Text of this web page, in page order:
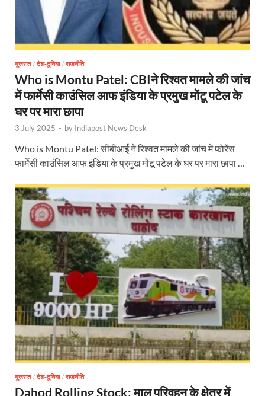
गुजरात/ देश-दुनिया/ राजनीति
Who is Montu Patel: CBIने रिश्वत मामले की जांच
में फार्मेसी काउंसिल आफ इंडिया के प्रमुख मोंटू पटेल के
घर पर मारा छापा
3 July 2025 - by Indiapost News Desk
Who is Montu Patel: सीबीआई ने रिश्वत मामले की जांच में फोरेंस
फार्मेसी काउंसिल आफ इंडिया के प्रमुख मोंटू पटेल के घर पर मारा छापा …
गुजरात/ देश-दुनिया/ राजनीति
Dahod Rolling Stock: माल परिवहन के क्षेत्र में